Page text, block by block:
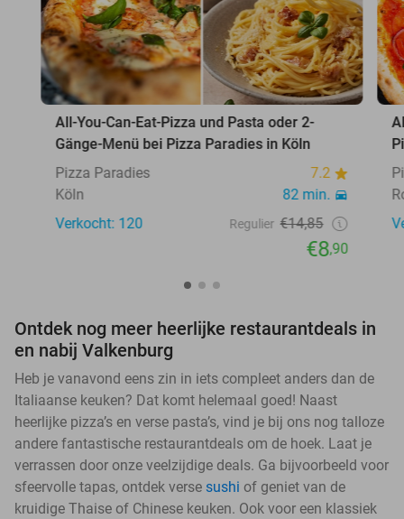
All-You-Can-Eat-Pizza und Pasta oder 2-
Gänge-Menü bei Pizza Paradies in Köln
Pizza Paradies
7.2
Köln
82 min.
Verkocht: 120
Regulier €14,85
€8,90
Ontdek nog meer heerlijke restaurantdeals in
en nabij Valkenburg
Heb je vanavond eens zin in iets compleet anders dan de
Italiaanse keuken? Dat komt helemaal goed! Naast
heerlijke pizza’s en verse pasta’s, vind je bij ons nog talloze
andere fantastische restaurantdeals om de hoek. Laat je
verrassen door onze veelzijdige deals. Ga bijvoorbeeld voor
sfeervolle tapas, ontdek verse sushi of geniet van de
kruidige Thaise of Chinese keuken. Ook voor een klassiek